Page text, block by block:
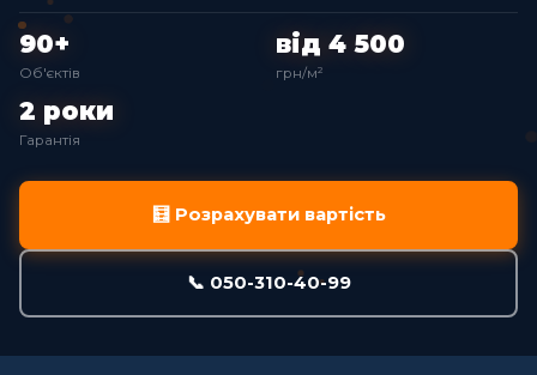
90+
Об'єктів
від 4 500
грн/м²
2 роки
Гарантія
🧮 Розрахувати вартість
📞 050-310-40-99